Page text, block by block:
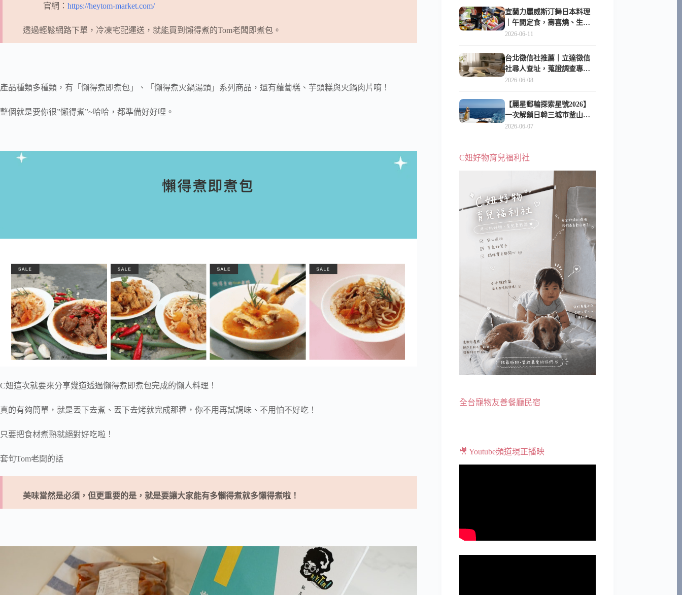
官網： https://heytom-market.com/
透過輕鬆網路下單，冷凍宅配運送，就能買到懶得煮的Tom老闆即煮包。
產品種類多種類，有「懶得煮即煮包」、「懶得煮火鍋湯頭」系列商品，還有蘿蔔糕、芋頭糕與火鍋肉片唷！
整個就是要你很”懶得煮”~哈哈，都準備好好哩。
C妞這次就要來分享幾道透過懶得煮即煮包完成的懶人料理！
真的有夠簡單，就是丟下去煮、丟下去烤就完成那種，你不用再試調味、不用怕不好吃！
只要把食材煮熟就絕對好吃啦！
套句Tom老闆的話
美味當然是必須，但更重要的是，就是要讓大家能有多懶得煮就多懶得煮啦！
宜蘭力麗威斯汀舞日本料理
｜午間定食，壽喜燒、生魚
片與日式包廂空間
2026-06-11
台北徵信社推薦｜立達徵信
社尋人查址，蒐證調查專家
陪你找回失聯的家人
2026-06-08
【麗星郵輪探索星號2026】
一次解鎖日韓三城市釜山、
長崎、那霸｜餐點升級、表
2026-06-07
C妞好物育兒福利社
全台寵物友善餐廳民宿
🎥 Youtube頻道現正播映